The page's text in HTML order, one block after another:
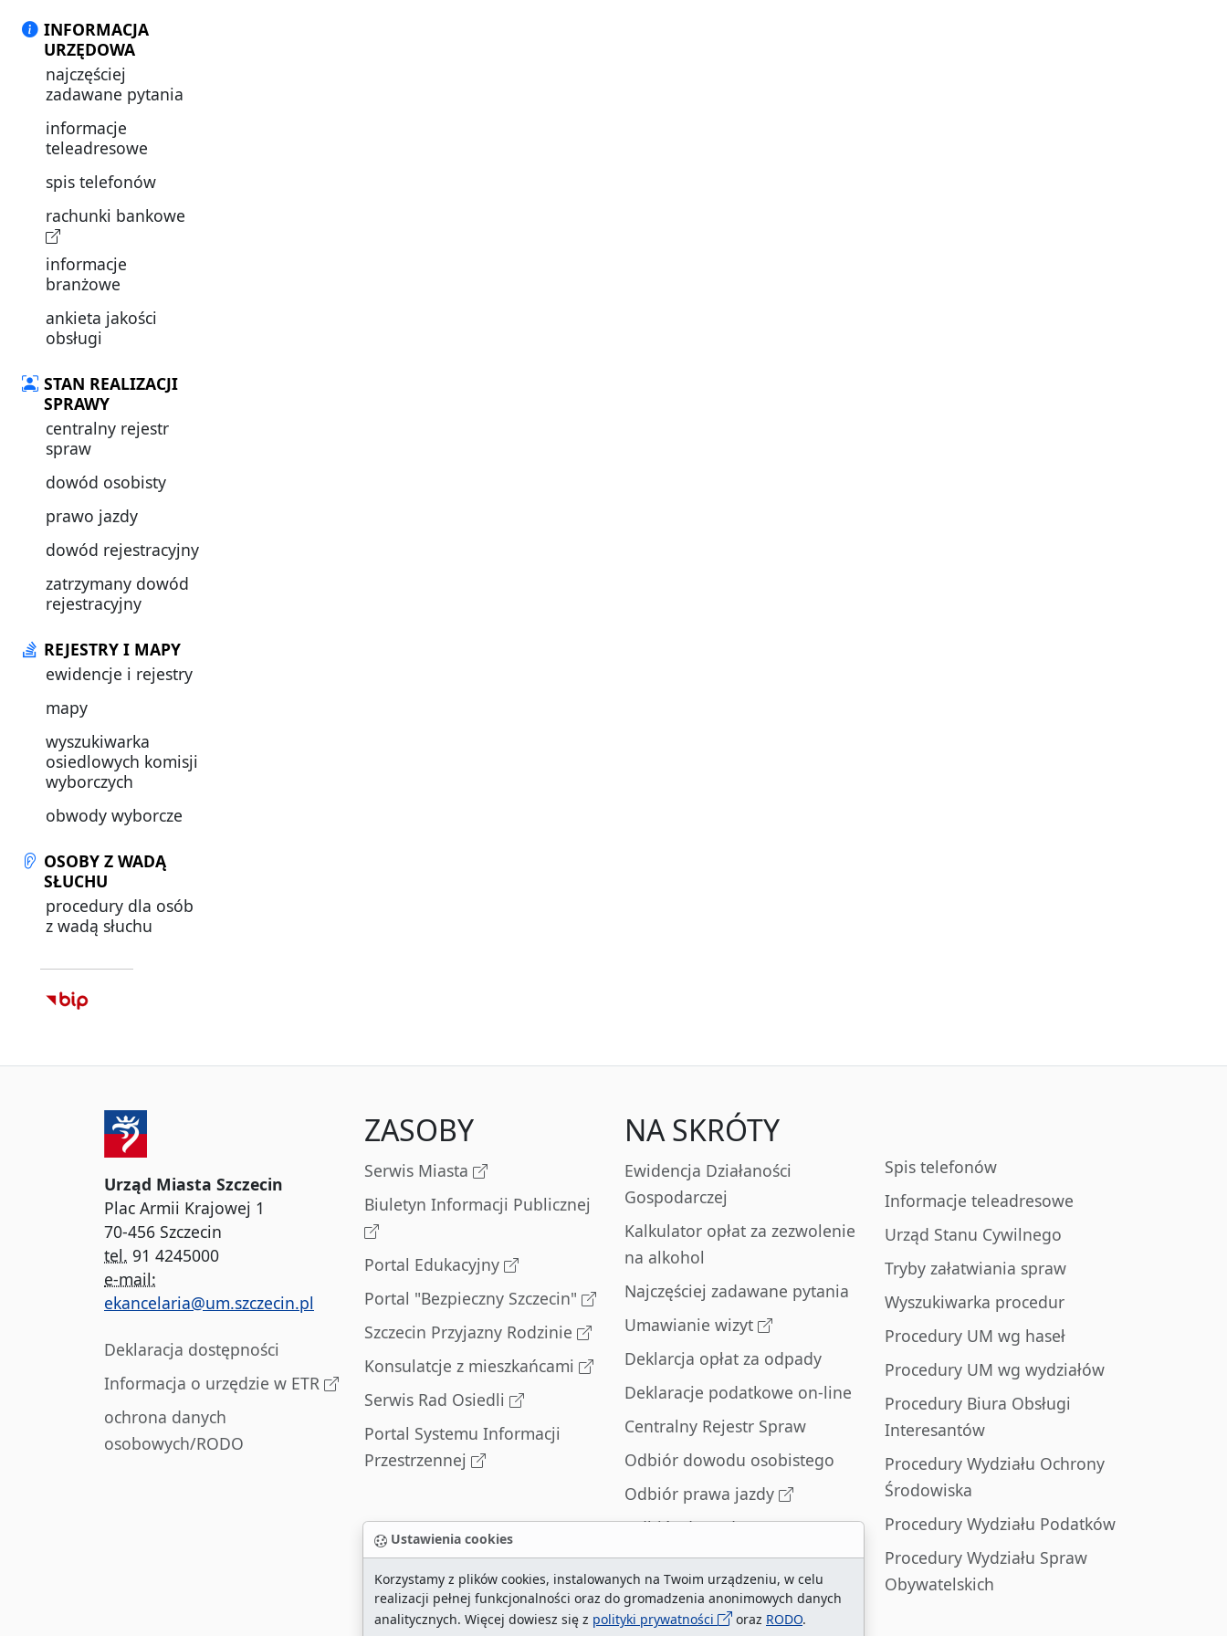
Ustawienia cookies
Korzystamy z plików cookies, instalowanych na Twoim urządzeniu, w celu
realizacji pełnej funkcjonalności oraz do gromadzenia anonimowych danych
analitycznych. Więcej dowiesz się z polityki prywatności oraz RODO.
INFORMACJA
URZĘDOWA
najczęściej
zadawane pytania
informacje
teleadresowe
spis telefonów
rachunki bankowe
informacje
branżowe
ankieta jakości
obsługi
STAN REALIZACJI
SPRAWY
centralny rejestr
spraw
dowód osobisty
prawo jazdy
dowód rejestracyjny
zatrzymany dowód
rejestracyjny
REJESTRY I MAPY
ewidencje i rejestry
mapy
wyszukiwarka
osiedlowych komisji
wyborczych
obwody wyborcze
OSOBY Z WADĄ
SŁUCHU
procedury dla osób
z wadą słuchu
Urząd Miasta Szczecin
Plac Armii Krajowej 1
70-456 Szczecin
tel. 91 4245000
e-mail:
ekancelaria@um.szczecin.pl
Deklaracja dostępności
Informacja o urzędzie w ETR
ochrona danych
osobowych/RODO
ZASOBY
Serwis Miasta
Biuletyn Informacji Publicznej
Portal Edukacyjny
Portal "Bezpieczny Szczecin"
Szczecin Przyjazny Rodzinie
Konsulatcje z mieszkańcami
Serwis Rad Osiedli
Portal Systemu Informacji
Przestrzennej
NA SKRÓTY
Ewidencja Działaności
Gospodarczej
Kalkulator opłat za zezwolenie
na alkohol
Najczęściej zadawane pytania
Umawianie wizyt
Deklarcja opłat za odpady
Deklaracje podatkowe on-line
Centralny Rejestr Spraw
Odbiór dowodu osobistego
Odbiór prawa jazdy
Odbiór dowodu
rejestracyjnego
Zatrzymane dowody
rejestracyjne
Spis telefonów
Informacje teleadresowe
Urząd Stanu Cywilnego
Tryby załatwiania spraw
Wyszukiwarka procedur
Procedury UM wg haseł
Procedury UM wg wydziałów
Procedury Biura Obsługi
Interesantów
Procedury Wydziału Ochrony
Środowiska
Procedury Wydziału Podatków
Procedury Wydziału Spraw
Obywatelskich